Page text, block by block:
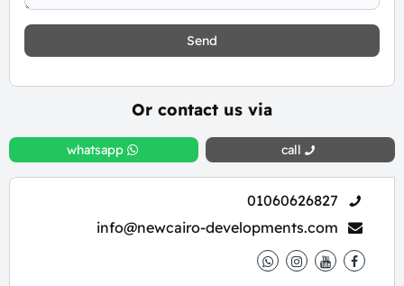
Send
Or contact us via
call
whatsapp
01060626827
info@newcairo-developments.com